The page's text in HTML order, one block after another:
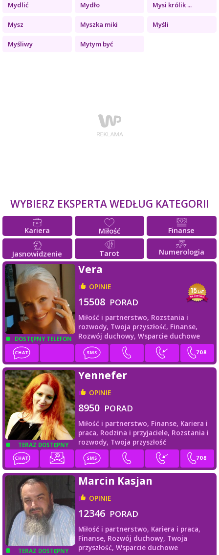
Mydlić Mydło Mysi królik ...
Mysz Myszka miki Myśli
Myśliwy Mytym być
WYBIERZ EKSPERTA WEDŁUG KATEGORII
Kariera Miłość Finanse
Jasnowidzenie Tarot Numerologia
DOSTĘPNY TELEFON
Vera
OPINIE
15508 PORAD
Miłość i partnerstwo, Rozstania i
rozwody, Twoja przyszłość, Finanse,
Rozwój duchowy, Wsparcie duchowe
TERAZ DOSTĘPNY
Yennefer
OPINIE
8950 PORAD
Miłość i partnerstwo, Finanse, Kariera i
praca, Rodzina i przyjaciele, Rozstania i
rozwody, Twoja przyszłość
TERAZ DOSTĘPNY
Marcin Kasjan
OPINIE
12346 PORAD
Miłość i partnerstwo, Kariera i praca,
Finanse, Rozwój duchowy, Twoja
przyszłość, Wsparcie duchowe